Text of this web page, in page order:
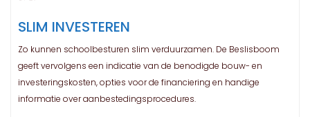
SLIM INVESTEREN
Zo kunnen schoolbesturen slim verduurzamen. De Beslisboom
geeft vervolgens een indicatie van de benodigde bouw- en
investeringskosten, opties voor de financiering en handige
informatie over aanbestedingsprocedures.